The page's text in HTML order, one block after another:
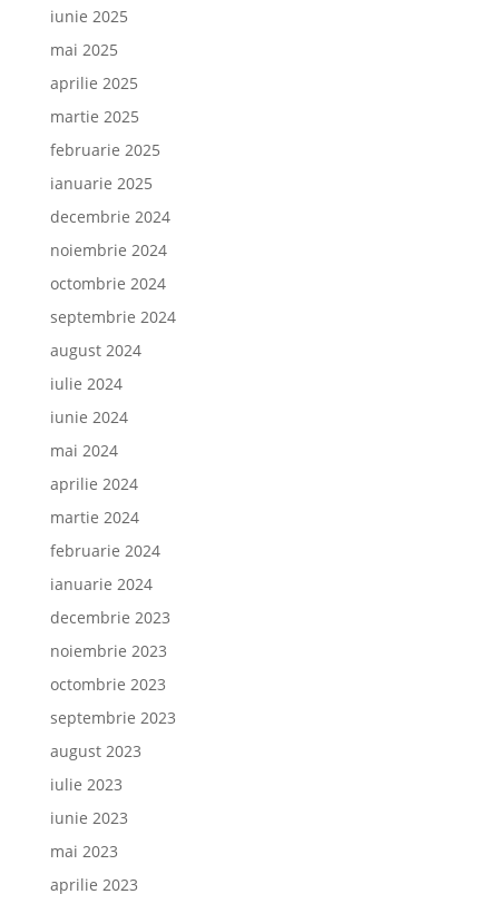
iunie 2025
mai 2025
aprilie 2025
martie 2025
februarie 2025
ianuarie 2025
decembrie 2024
noiembrie 2024
octombrie 2024
septembrie 2024
august 2024
iulie 2024
iunie 2024
mai 2024
aprilie 2024
martie 2024
februarie 2024
ianuarie 2024
decembrie 2023
noiembrie 2023
octombrie 2023
septembrie 2023
august 2023
iulie 2023
iunie 2023
mai 2023
aprilie 2023